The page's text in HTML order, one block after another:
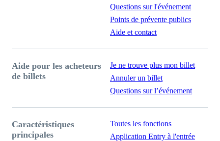
Questions sur l'événement
Points de prévente publics
Aide et contact
Aide pour les acheteurs
de billets
Je ne trouve plus mon billet
Annuler un billet
Questions sur l’événement
Caractéristiques
principales
Toutes les fonctions
Application Entry à l'entrée